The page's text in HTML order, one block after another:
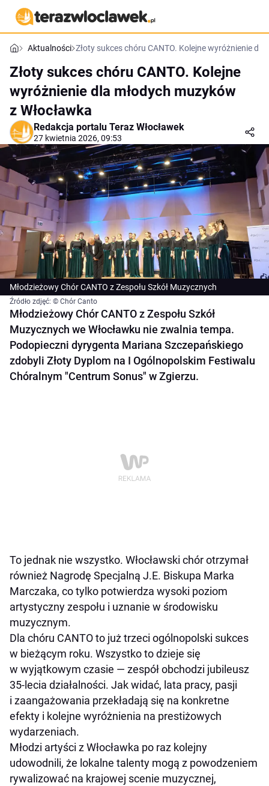
Aktualności Złoty sukces chóru CANTO. Kolejne wyróżnienie dla
Złoty sukces chóru CANTO. Kolejne
wyróżnienie dla młodych muzyków
z Włocławka
Redakcja portalu Teraz Włocławek
27 kwietnia 2026, 09:53
Młodzieżowy Chór CANTO z Zespołu Szkół Muzycznych
Źródło zdjęć: © Chór Canto
Młodzieżowy Chór CANTO z Zespołu Szkół
Muzycznych we Włocławku nie zwalnia tempa.
Podopieczni dyrygenta Mariana Szczepańskiego
zdobyli Złoty Dyplom na I Ogólnopolskim Festiwalu
Chóralnym "Centrum Sonus" w Zgierzu.
To jednak nie wszystko. Włocławski chór otrzymał
również Nagrodę Specjalną J.E. Biskupa Marka
Marczaka, co tylko potwierdza wysoki poziom
artystyczny zespołu i uznanie w środowisku
muzycznym.
Dla chóru CANTO to już trzeci ogólnopolski sukces
w bieżącym roku. Wszystko to dzieje się
w wyjątkowym czasie — zespół obchodzi jubileusz
35-lecia działalności. Jak widać, lata pracy, pasji
i zaangażowania przekładają się na konkretne
efekty i kolejne wyróżnienia na prestiżowych
wydarzeniach.
Młodzi artyści z Włocławka po raz kolejny
udowodnili, że lokalne talenty mogą z powodzeniem
rywalizować na krajowej scenie muzycznej,